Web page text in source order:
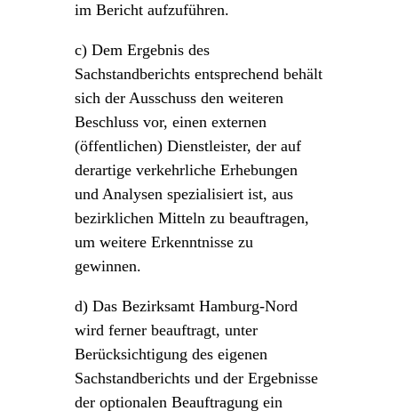
im Bericht aufzuführen.
c) Dem Ergebnis des
Sachstandberichts entsprechend behält
sich der Ausschuss den weiteren
Beschluss vor, einen externen
(öffentlichen) Dienstleister, der auf
derartige verkehrliche Erhebungen
und Analysen spezialisiert ist, aus
bezirklichen Mitteln zu beauftragen,
um weitere Erkenntnisse zu
gewinnen.
d) Das Bezirksamt Hamburg-Nord
wird ferner beauftragt, unter
Berücksichtigung des eigenen
Sachstandberichts und der Ergebnisse
der optionalen Beauftragung ein